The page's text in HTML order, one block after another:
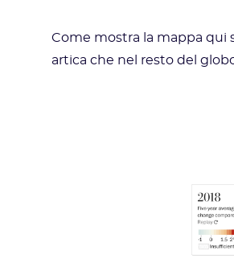
Come mostra la mappa qui
artica che nel resto del